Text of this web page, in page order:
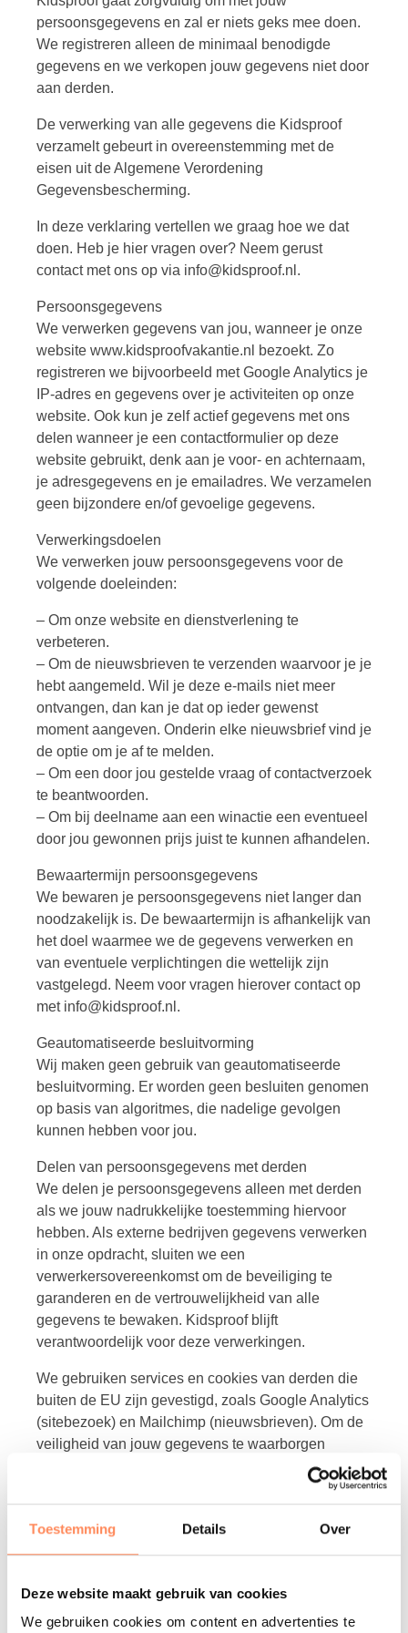
Toestemming Details Over
Deze website maakt gebruik van cookies
We gebruiken cookies om content en advertenties te
persoonsgegevens en zal er niets geks mee doen.
We registreren alleen de minimaal benodigde
gegevens en we verkopen jouw gegevens niet door
aan derden.
De verwerking van alle gegevens die Kidsproof
verzamelt gebeurt in overeenstemming met de
eisen uit de Algemene Verordening
Gegevensbescherming.
In deze verklaring vertellen we graag hoe we dat
doen. Heb je hier vragen over? Neem gerust
contact met ons op via info@kidsproof.nl.
Persoonsgegevens
We verwerken gegevens van jou, wanneer je onze
website www.kidsproofvakantie.nl bezoekt. Zo
registreren we bijvoorbeeld met Google Analytics je
IP-adres en gegevens over je activiteiten op onze
website. Ook kun je zelf actief gegevens met ons
delen wanneer je een contactformulier op deze
website gebruikt, denk aan je voor- en achternaam,
je adresgegevens en je emailadres. We verzamelen
geen bijzondere en/of gevoelige gegevens.
Verwerkingsdoelen
We verwerken jouw persoonsgegevens voor de
volgende doeleinden:
– Om onze website en dienstverlening te
verbeteren.
– Om de nieuwsbrieven te verzenden waarvoor je je
hebt aangemeld. Wil je deze e-mails niet meer
ontvangen, dan kan je dat op ieder gewenst
moment aangeven. Onderin elke nieuwsbrief vind je
de optie om je af te melden.
– Om een door jou gestelde vraag of contactverzoek
te beantwoorden.
– Om bij deelname aan een winactie een eventueel
door jou gewonnen prijs juist te kunnen afhandelen.
Bewaartermijn persoonsgegevens
We bewaren je persoonsgegevens niet langer dan
noodzakelijk is. De bewaartermijn is afhankelijk van
het doel waarmee we de gegevens verwerken en
van eventuele verplichtingen die wettelijk zijn
vastgelegd. Neem voor vragen hierover contact op
met info@kidsproof.nl.
Geautomatiseerde besluitvorming
Wij maken geen gebruik van geautomatiseerde
besluitvorming. Er worden geen besluiten genomen
op basis van algoritmes, die nadelige gevolgen
kunnen hebben voor jou.
Delen van persoonsgegevens met derden
We delen je persoonsgegevens alleen met derden
als we jouw nadrukkelijke toestemming hiervoor
hebben. Als externe bedrijven gegevens verwerken
in onze opdracht, sluiten we een
verwerkersovereenkomst om de beveiliging te
garanderen en de vertrouwelijkheid van alle
gegevens te bewaken. Kidsproof blijft
verantwoordelijk voor deze verwerkingen.
We gebruiken services en cookies van derden die
buiten de EU zijn gevestigd, zoals Google Analytics
(sitebezoek) en Mailchimp (nieuwsbrieven). Om de
veiligheid van jouw gegevens te waarborgen
verwerkersovereenkomst afgesloten. Daarnaast
sluiten wij verwerkingsovereenkomsten met extern
ingehuurde personen die werkzaamheden
verrichten voor Kidsproof en hiervoor inzage